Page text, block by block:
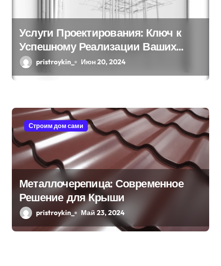
Услуги Проектирования: Ключ к
Успешному Реализации Ваших
Идейpristroykin_ Июн 20, 2024
Строим дом сами
Металлочерепица: Современное
Решение для Крыши
pristroykin_ Май 23, 2024